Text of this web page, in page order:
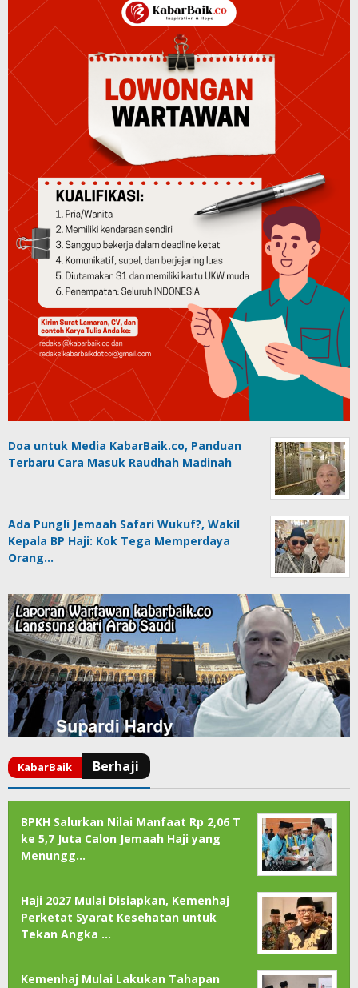
Doa untuk Media KabarBaik.co, Panduan
Terbaru Cara Masuk Raudhah Madinah
Ada Pungli Jemaah Safari Wukuf?, Wakil
Kepala BP Haji: Kok Tega Memperdaya
Orang…
BPKH Salurkan Nilai Manfaat Rp 2,06 T
ke 5,7 Juta Calon Jemaah Haji yang
Menungg…
Haji 2027 Mulai Disiapkan, Kemenhaj
Perketat Syarat Kesehatan untuk
Tekan Angka …
Kemenhaj Mulai Lakukan Tahapan